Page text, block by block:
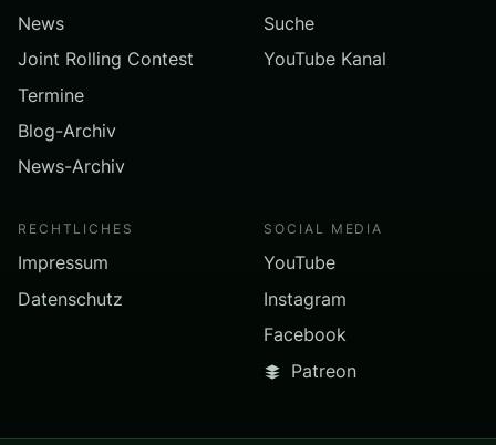
News
Joint Rolling Contest
Termine
Blog-Archiv
News-Archiv
Suche
YouTube Kanal
RECHTLICHES
Impressum
Datenschutz
SOCIAL MEDIA
YouTube
Instagram
Facebook
Patreon